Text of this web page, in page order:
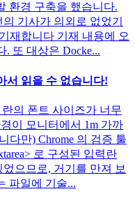
환경 구축을 했습니다.
기사가 의외로 없었기
재합니다 기재 내용에 오
. 또 대상은 Docke...
서 읽을 수 없습니다!
의 폰트 사이즈가 너무
이 모니터에서 1m 가까
다만) Chrome 의 검증 툴
로 구성된 입력란
으므로, 거기를 만져 보
파일에 기술...